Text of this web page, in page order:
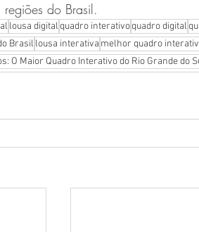
regiões do Brasil.
lousa digitalquadro interativoquadro digital
Brasil lousa interativa melhor quadro
O Maior Quadro Interativo do Rio Grande do